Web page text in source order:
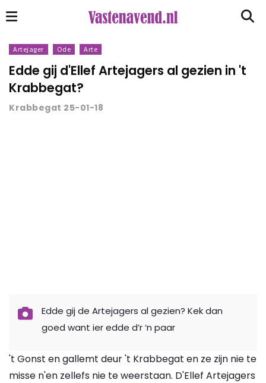
Artejager Ode Arte
Edde gij d'Ellef Artejagers al gezien in 't
Krabbegat?
Krabbegat 25-01-18
Edde gij de Artejagers al gezien? Kek dan
goed want ier edde d’r ‘n paar
't Gonst en gallemt deur 't Krabbegat en ze zijn nie te
misse n'en zellefs nie te weerstaan. D'Ellef Artejagers